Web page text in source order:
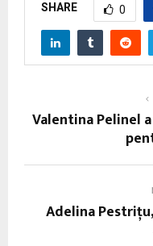
SHARE 0
Valentina Pelinel
Adelina